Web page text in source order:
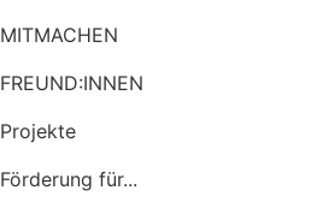
MITMACHEN
FREUND:INNEN
Projekte
Förderung für...